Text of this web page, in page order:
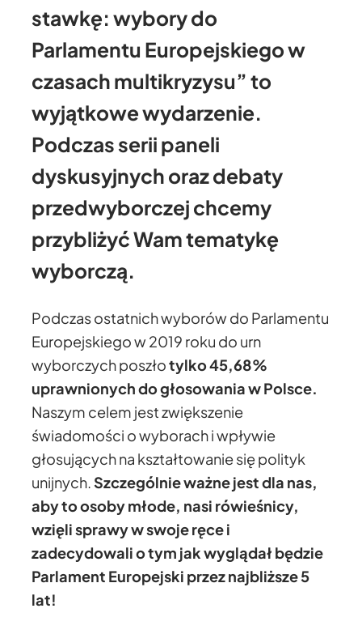
stawkę: wybory do
Parlamentu Europejskiego w
czasach multikryzysu” to
wyjątkowe wydarzenie.
Podczas serii paneli
dyskusyjnych oraz debaty
przedwyborczej chcemy
przybliżyć Wam tematykę
wyborczą.
Podczas ostatnich wyborów do Parlamentu
Europejskiego w 2019 roku do urn
wyborczych poszłotylko 45,68%
uprawnionych do głosowania w Polsce.
Naszym celem jest zwiększenie
świadomości o wyborach i wpływie
głosujących na kształtowanie się polityk
unijnych.Szczególnie ważne jest dla nas,
aby to osoby młode, nasi rówieśnicy,
wzięli sprawy w swoje ręce i
zadecydowali o tym jak wyglądał będzie
Parlament Europejski przez najbliższe 5
lat!